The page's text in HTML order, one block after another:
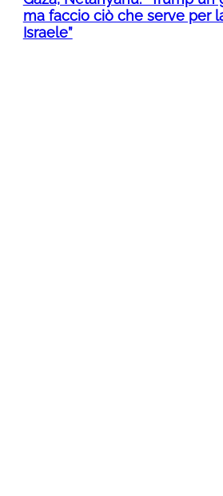
ma faccio ciò che serve per
Israele”